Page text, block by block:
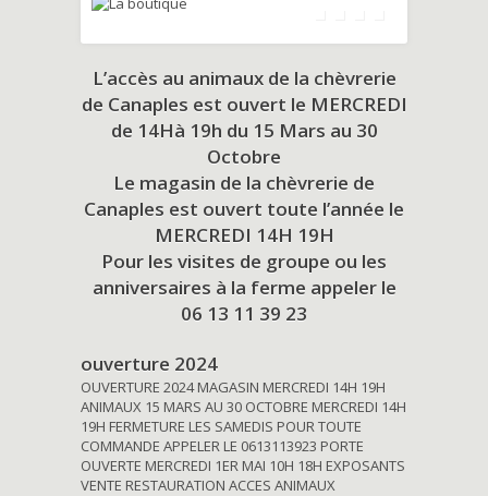
L’accès au animaux de la chèvrerie
de Canaples est ouvert le MERCREDI
de 14Hà 19h du 15 Mars au 30
Octobre
Le magasin de la chèvrerie de
Canaples est ouvert toute l’année le
MERCREDI 14H 19H
Pour les visites de groupe ou les
anniversaires à la ferme appeler le
06 13 11 39 23
ouverture 2024
OUVERTURE 2024 MAGASIN MERCREDI 14H 19H
ANIMAUX 15 MARS AU 30 OCTOBRE MERCREDI 14H
19H FERMETURE LES SAMEDIS POUR TOUTE
COMMANDE APPELER LE 0613113923 PORTE
OUVERTE MERCREDI 1ER MAI 10H 18H EXPOSANTS
VENTE RESTAURATION ACCES ANIMAUX